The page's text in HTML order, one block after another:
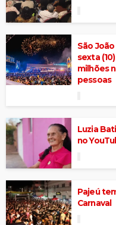
São
sexta
milhões
pessoas
Luzia
no
Pajeú
Carnaval